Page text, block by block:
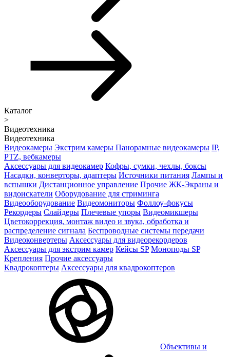
Каталог
>
Видеотехника
Видеотехника
Видеокамеры Экстрим камеры Панорамные видеокамеры IP,
PTZ, вебкамеры
Аксессуары для видеокамер Кофры, сумки, чехлы, боксы
Насадки, конверторы, адаптеры Источники питания Лампы и
вспышки Дистанционное управление Прочие ЖК-Экраны и
видоискатели Оборудование для стриминга
Видеооборудование Видеомониторы Фоллоу-фокусы
Рекордеры Слайдеры Плечевые упоры Видеомикшеры
Цветокоррекция, монтаж видео и звука, обработка и
распределение сигнала Беспроводные системы передачи
Видеоконвертеры Аксессуары для видеорекордеров
Аксессуары для экстрим камер Кейсы SP Моноподы SP
Крепления Прочие аксессуары
Квадрокоптеры Аксессуары для квадрокоптеров
Объективы и